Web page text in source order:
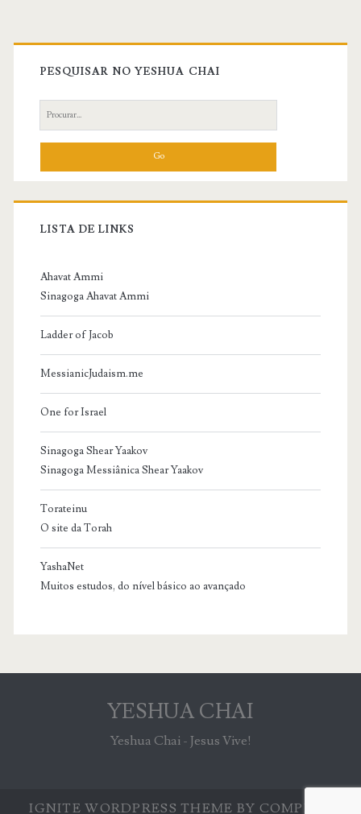
Primary
Sidebar
PESQUISAR NO YESHUA CHAI
Search
for:
LISTA DE LINKS
Ahavat Ammi
Sinagoga Ahavat Ammi
Ladder of Jacob
MessianicJudaism.me
One for Israel
Sinagoga Shear Yaakov
Sinagoga Messiânica Shear Yaakov
Torateinu
O site da Torah
YashaNet
Muitos estudos, do nível básico ao avançado
YESHUA CHAI
Yeshua Chai - Jesus Vive!
IGNITE WORDPRESS THEME BY COMPETE